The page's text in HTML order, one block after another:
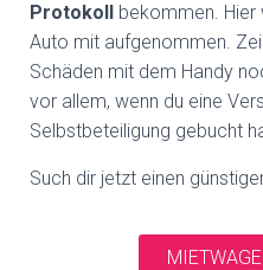
Protokoll bekommen. Hier
Auto mit aufgenommen.
Schäden mit dem Handy
vor allem, wenn du eine
Selbstbeteiligung gebucht
Such dir jetzt einen